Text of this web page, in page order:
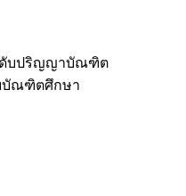
ดับปริญญาบัณฑิต
บัณฑิตศึกษา